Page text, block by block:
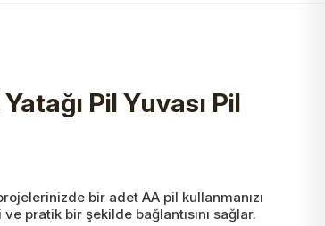
Pil Yuvası Pil
bir adet AA pil kullanmanızı
pratik bir şekilde bağlantısını sağlar.